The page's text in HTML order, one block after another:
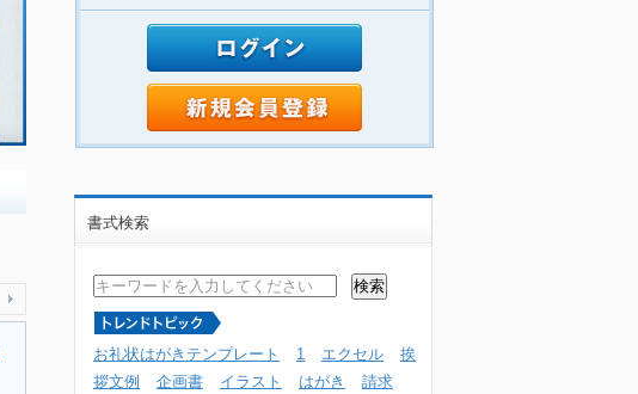
書式検索
お礼状はがきテンプレート 1 エクセル
挨
拶文例
企画書 イラスト はがき
請求